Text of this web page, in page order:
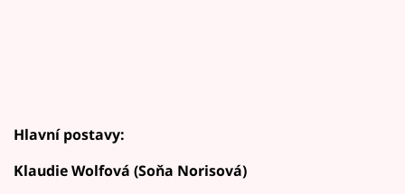
Hlavní postavy:
Klaudie Wolfová (Soňa Norisová)